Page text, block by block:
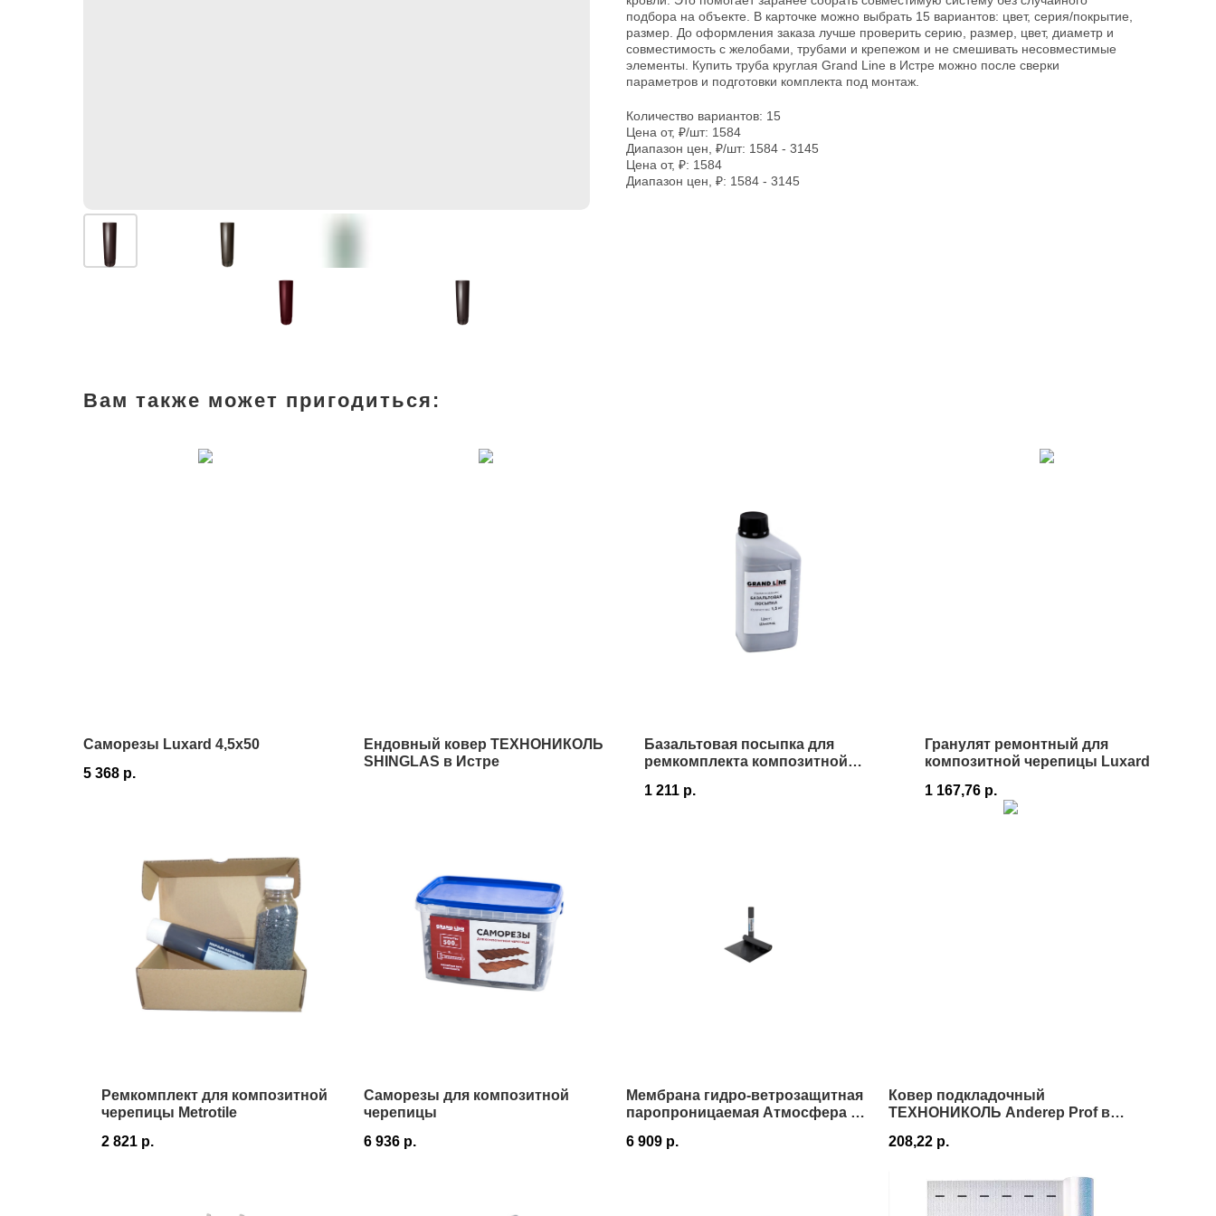
подбора на объекте. В карточке можно выбрать 15 вариантов: цвет, серия/покрытие,
размер. До оформления заказа лучше проверить серию, размер, цвет, диаметр и
совместимость с желобами, трубами и крепежом и не смешивать несовместимые
элементы. Купить труба круглая Grand Line в Истре можно после сверки
параметров и подготовки комплекта под монтаж.
Количество вариантов: 15
Цена от, ₽/шт: 1584
Диапазон цен, ₽/шт: 1584 - 3145
Цена от, ₽: 1584
Диапазон цен, ₽: 1584 - 3145
Вам также может пригодиться:
Саморезы Luxard 4,5х50
5 368 р.
Ендовный ковер ТЕХНОНИКОЛЬ
SHINGLAS в Истре
Базальтовая посыпка для
ремкомплекта композитной
1 211 р.
Гранулят ремонтный для
композитной черепицы Luxard
1 167,76 р.
Ремкомплект для композитной
черепицы Metrotile
2 821 р.
Саморезы для композитной
черепицы
6 936 р.
Мембрана гидро-ветрозащитная
паропроницаемая Атмосфера M
6 909 р.
Ковер подкладочный
ТЕХНОНИКОЛЬ Anderep Prof в
208,22 р.